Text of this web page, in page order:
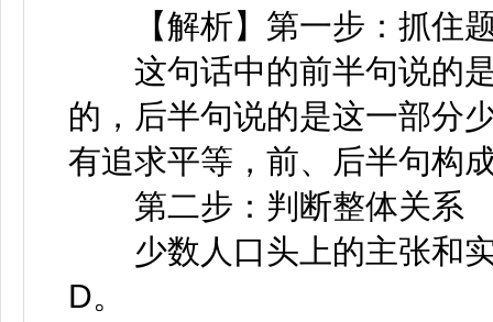
【解析】第一步：抓住
这句话中的前半句说的是
的，后半句说的是这一部分
有追求平等，前、后半句构
第二步：判断整体关系
少数人口头上的主张和实
D。